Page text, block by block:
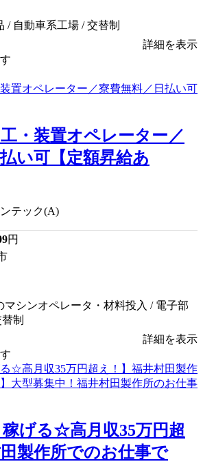
/ 自動車系工場 / 交替制
詳細を表示
・装置オペレーター／
い可【定額昇給あ
テック(A)
円
マシンオペレータ・材料投入 / 電子部
制
詳細を表示
稼げる☆高月収35万円超
製作所でのお仕事で